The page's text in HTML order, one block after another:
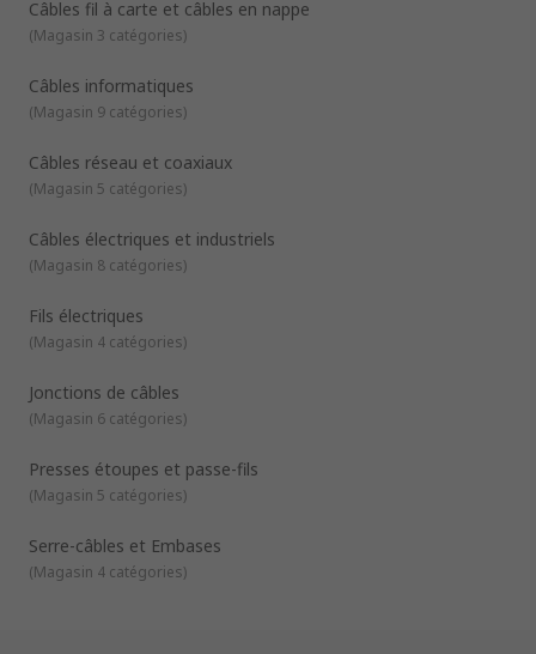
d'alimenter les appareils électroménagers et l'équipement
électrique. Ils participent au fonctionnement des téléviseurs,
tablettes et des périphériques informatiques. Nous
proposons une gamme exhaustive de câbles et fils
électriques destinés à l'alimentation électrique et aux
Câbles fil à carte et câbles en nappe
(Magasin 3 catégories)
Câbles informatiques
(Magasin 9 catégories)
Câbles réseau et coaxiaux
(Magasin 5 catégories)
Câbles électriques et industriels
(Magasin 8 catégories)
Fils électriques
(Magasin 4 catégories)
Jonctions de câbles
(Magasin 6 catégories)
Presses étoupes et passe-fils
(Magasin 5 catégories)
Serre-câbles et Embases
(Magasin 4 catégories)